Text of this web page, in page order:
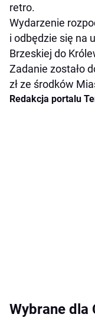
retro.
Wydarzenie
i odbędzie się na
Brzeskiej do
Zadanie zostało
zł ze środków
Redakcja portalu
Wybrane dla